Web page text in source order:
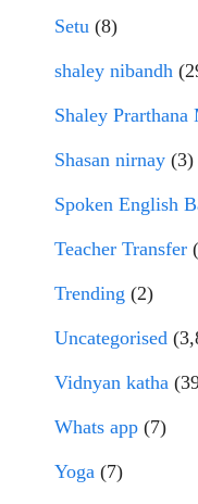
Setu (8)
shaley nibandh
Shaley Prarthana
Shasan nirnay (3)
Spoken English
Teacher Transfer
Trending (2)
Uncategorised
Vidnyan katha
Whats app (7)
Yoga (7)